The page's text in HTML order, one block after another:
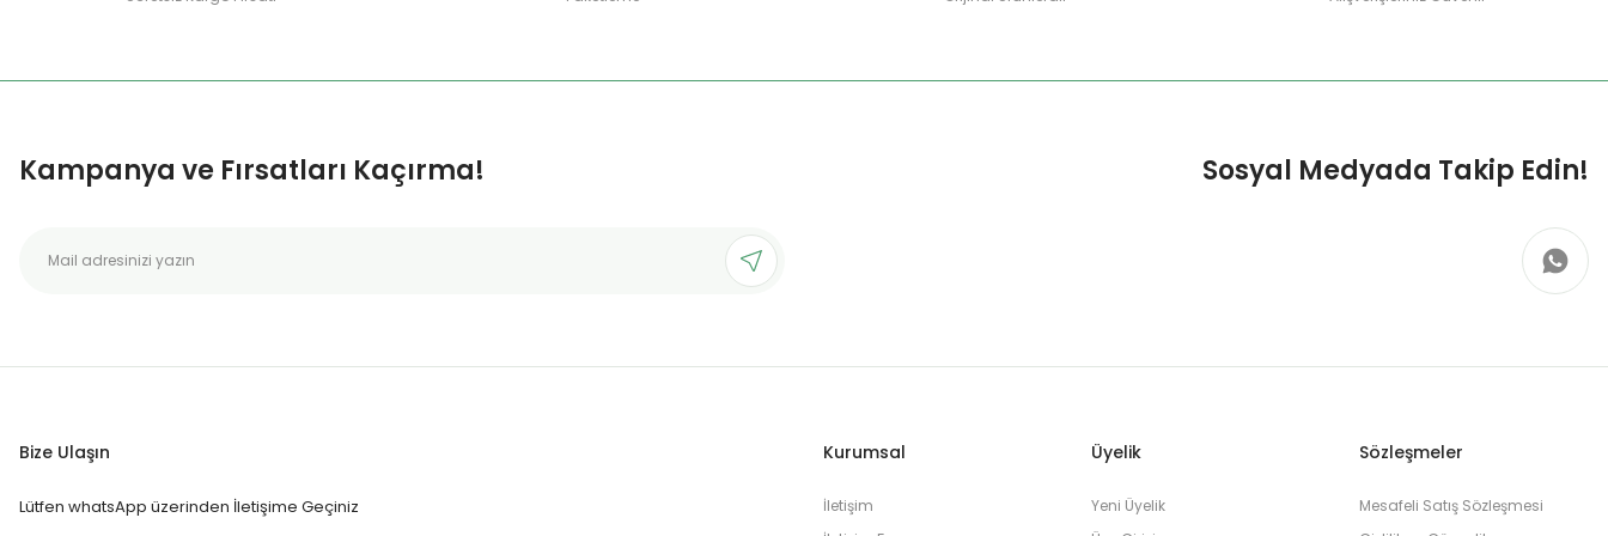
Kampanya ve Fırsatları Kaçırma! Sosyal Medyada Takip Edin!
Bize Ulaşın
Lütfen whatsApp üzerinden İletişime Geçiniz
Kurumsal
İletişim
Üyelik
Yeni Üyelik
Sözleşmeler
Mesafeli Satış Sözleşmesi